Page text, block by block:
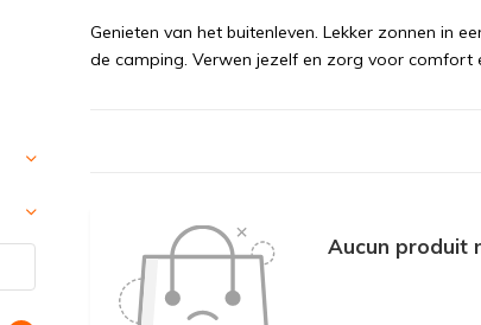
Genieten van het buitenleven. Lekker zonnen in
de camping. Verwen jezelf en zorg voor comfort
Aucun produit